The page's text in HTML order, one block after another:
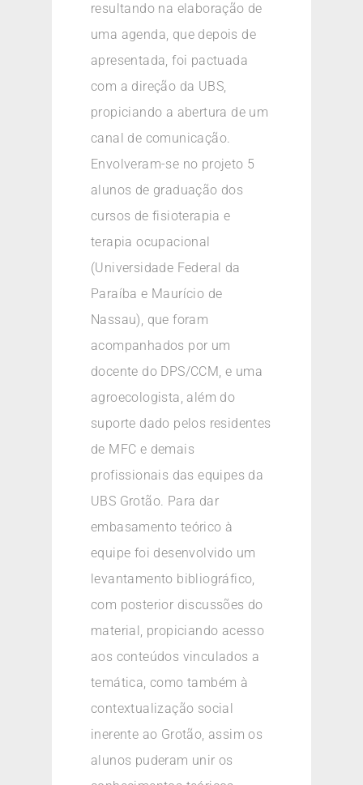
resultando na elaboração de
uma agenda, que depois de
apresentada, foi pactuada
com a direção da UBS,
propiciando a abertura de um
canal de comunicação.
Envolveram-se no projeto 5
alunos de graduação dos
cursos de fisioterapia e
terapia ocupacional
(Universidade Federal da
Paraíba e Maurício de
Nassau), que foram
acompanhados por um
docente do DPS/CCM, e uma
agroecologista, além do
suporte dado pelos residentes
de MFC e demais
profissionais das equipes da
UBS Grotão. Para dar
embasamento teórico à
equipe foi desenvolvido um
levantamento bibliográfico,
com posterior discussões do
material, propiciando acesso
aos conteúdos vinculados a
temática, como também à
contextualização social
inerente ao Grotão, assim os
alunos puderam unir os